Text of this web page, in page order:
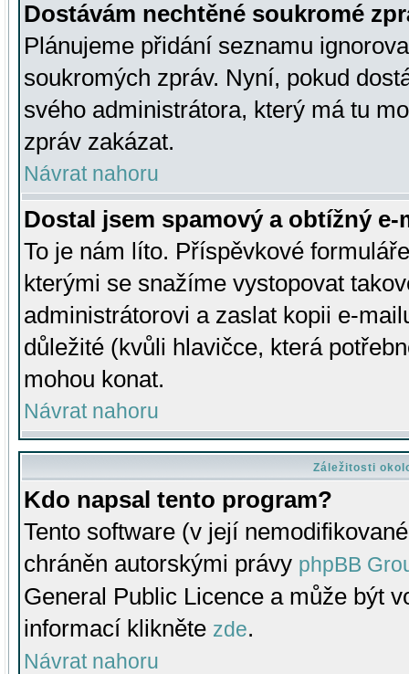
Dostávám nechtěné soukromé
Plánujeme přidání seznamu
soukromých zpráv. Nyní, pokud
svého administrátora, který má tu
zpráv zakázat.
Návrat nahoru
Dostal jsem spamový a obtížný
To je nám líto. Příspěvkové
kterými se snažíme vystopovat
administrátorovi a zaslat kopii e-
důležité (kvůli hlavičce, která
mohou konat.
Návrat nahoru
Záležitosti
Kdo napsal tento program?
Tento software (v její
chráněn autorskými právy phpBB
General Public Licence a může být
informací klikněte zde.
Návrat nahoru